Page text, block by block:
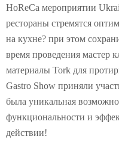
HoReCa мероприятии
рестораны стремятся
на кухне? при этом
время проведения мастер
материалы Tork для
Gastro Show приняли
была уникальная
функциональности и
действии!